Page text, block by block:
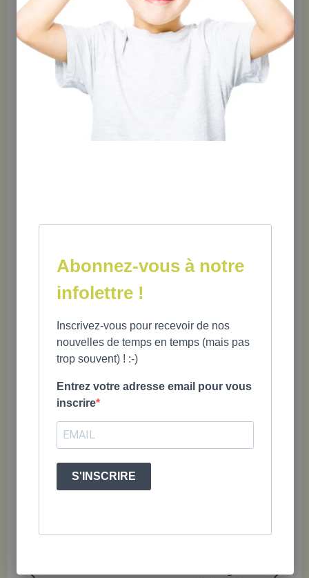
Savais-tu que tu pouvais utiliser des formes pour apprendre la
respiration profonde ? Lorsque tu te sens stressé ou dépassé dans
certaines situations, essaie cette technique de retour au calme en
utilisant ton doigt pour suivre la forme proposée.
Tiré du livre «
trucs & stratégies d'adaptation pour composer avec le stress,
l'anxiété et la colère
Téléchargez la fiche gratuite en
cliquant sur le lien ci-dessous.
Document : Midi trucs_Respiration-Formes.pdf
PRODUITS RECOMMANDÉS
retour
Abonnez-vous à notre
infolettre !
Inscrivez-vous pour recevoir de nos
nouvelles de temps en temps (mais pas
trop souvent) ! :-)
Entrez votre adresse email pour vous
inscrire
S'INSCRIRE